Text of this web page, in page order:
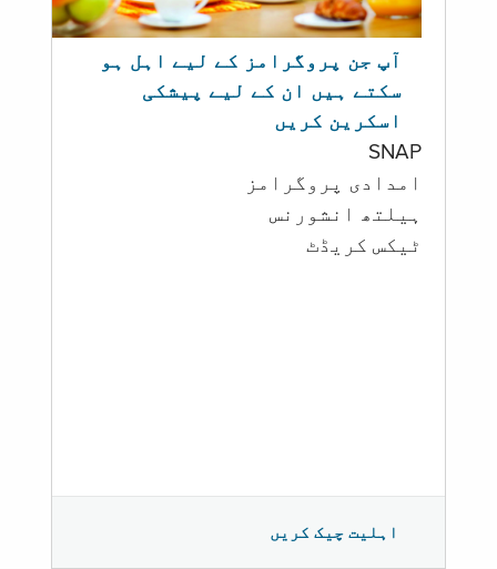
آپ جن پروگرامز کے لیے اہل ہو
سکتے ہیں ان کے لیے پیشکی
اسکرین کریں
SNAP
امدادی پروگرامز
‏ہیلتھ انشورنس
ٹیکس کریڈٹ
اہلیت چیک کریں